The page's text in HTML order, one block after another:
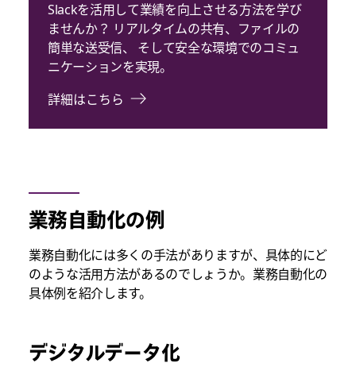
Slackを活用して業績を向上させる方法を学び
ませんか？ リアルタイムの共有、ファイルの
簡単な送受信、 そして安全な環境でのコミュ
ニケーションを実現。
詳細はこちら
業務自動化の例
業務自動化には多くの手法がありますが、具体的にど
のような活用方法があるのでしょうか。業務自動化の
具体例を紹介します。
デジタルデータ化